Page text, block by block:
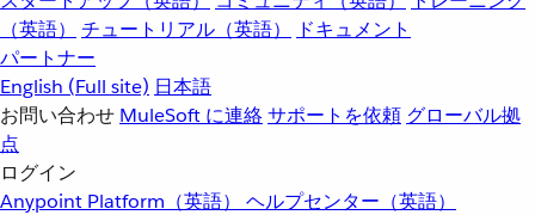
（英語）
チュートリアル（英語）
ドキュメント
パートナー
English (Full site) 日本語
お問い合わせ MuleSoft に連絡サポートを依頼 グローバル拠
点
ログイン
Anypoint Platform（英語） ヘルプセンター（英語）